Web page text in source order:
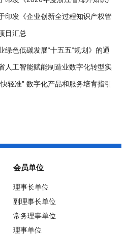
施方案》的通知
印发《企业创新全过程知识产权管
目汇总
绿色低碳发展“十五五”规划》的通
人工智能赋能制造业数字化转型实
发轻准” 数字化产品和服务培育指引
会员单位
理事长单位
副理事长单位
常务理事单位
理事单位